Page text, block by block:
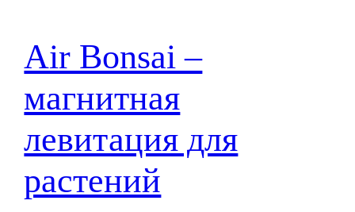
Air Bonsai –
магнитная
левитация для
растений